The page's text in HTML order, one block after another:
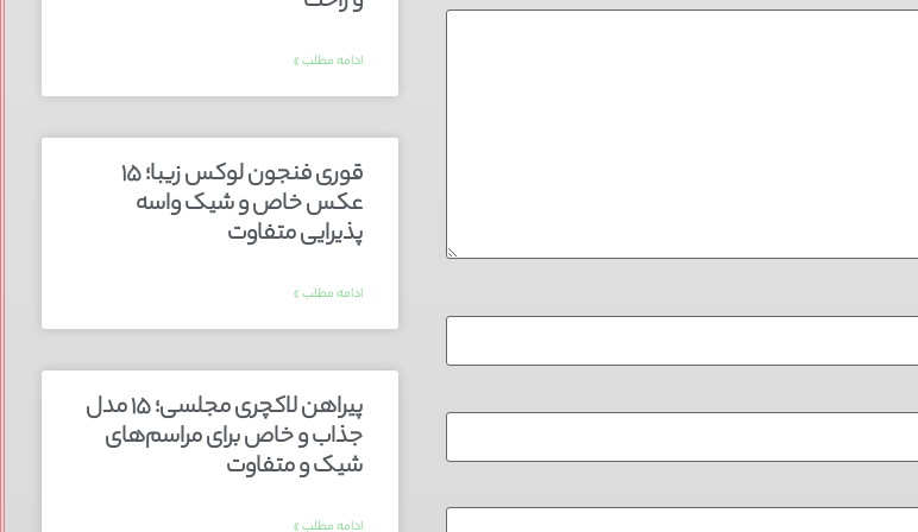
ادامه مطلب »
قوری فنجون لوکس زیبا؛ ۱۵
عکس خاص و شیک واسه
پذیرایی متفاوت
ادامه مطلب »
پیراهن لاکچری مجلسی؛ ۱۵ مدل
جذاب و خاص برای مراسم‌های
شیک و متفاوت
ادامه مطلب »